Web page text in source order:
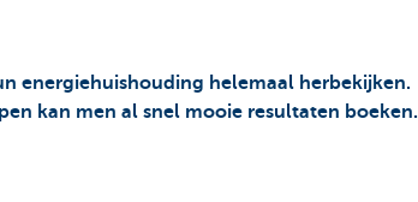
energiehuishouding helemaal herbekijken.
kan men al snel mooie resultaten boeken.